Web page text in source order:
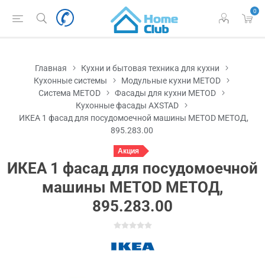
0
Главная
Кухни и бытовая техника для кухни
Кухонные системы
Модульные кухни METOD
Система METOD
Фасады для кухни METOD
Кухонные фасады AXSTAD
ИКЕА 1 фасад для посудомоечной машины METOD МЕТОД,
895.283.00
Акция
ИКЕА 1 фасад для посудомоечной
машины METOD МЕТОД,
895.283.00